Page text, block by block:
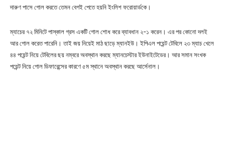
দারুণ পাসে গোল করতে তেমন বেগই পেতে হয়নি ইংলিশ ফরোয়ার্ডকে।
ম্যাচের ৭২ মিনিটে পাস্কাল গ্রস একটি গোল শোধ করে ব্যাবধান ২-১ করেন। এর পর কোনো দলই
আর গোল করেত পারেনি। তাই জয় নিয়েই মাঠ ছাড়ে ম্যানইউ। ইপিএল পয়েন্ট টেবিলে ২৩ ম্যাচ খেলে
৪৪ পয়েন্ট নিয়ে টেবিলের ছয় নম্বরে অবস্থান করছে ম্যানচেস্টার ইউনাইটেডের। আর সমান সংখক
পয়েন্ট নিয়ে গোল ডিফারেন্সের কারণে ৫ম স্থানে অবস্থান করছে আর্সেনাল।